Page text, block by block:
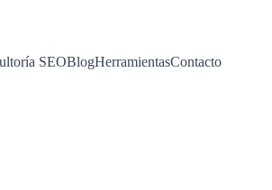
SEOBlogHerramientasContacto